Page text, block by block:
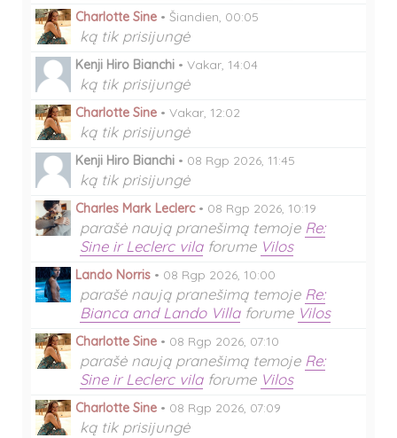
Charlotte Sine • Šiandien, 00:05
ką tik prisijungė
Kenji Hiro Bianchi • Vakar, 14:04
ką tik prisijungė
Charlotte Sine • Vakar, 12:02
ką tik prisijungė
Kenji Hiro Bianchi • 08 Rgp 2026, 11:45
ką tik prisijungė
Charles Mark Leclerc• 08 Rgp 2026, 10:19
parašė naują pranešimą temoje Re:
Sine ir Leclerc vilaforume Vilos
Lando Norris • 08 Rgp 2026, 10:00
parašė naują pranešimą temoje Re:
Bianca and Lando Villaforume Vilos
Charlotte Sine • 08 Rgp 2026, 07:10
parašė naują pranešimą temoje Re:
Sine ir Leclerc vilaforume Vilos
Charlotte Sine • 08 Rgp 2026, 07:09
ką tik prisijungė